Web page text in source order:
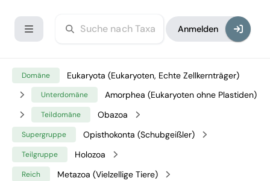
Anmelden
Domäne Eukaryota (Eukaryoten, Echte Zellkernträger)
Unterdomäne Amorphea (Eukaryoten ohne Plastiden)
Teildomäne Obazoa
Supergruppe Opisthokonta (Schubgeißler)
Teilgruppe Holozoa
Reich Metazoa (Vielzellige Tiere)